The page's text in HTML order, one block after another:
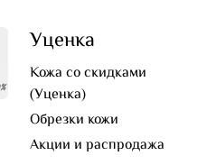
Уценка
Кожа со скидками
(Уценка)
Обрезки кожи
Акции и распродажа